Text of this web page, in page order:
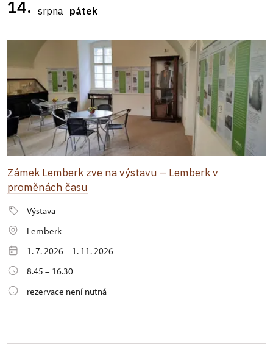
14. srpna pátek
Zámek Lemberk zve na výstavu – Lemberk v
proměnách času
Výstava
Lemberk
1. 7. 2026 – 1. 11. 2026
8.45 – 16.30
rezervace není nutná